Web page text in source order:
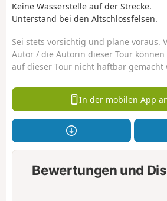
Keine Wasserstelle auf der Strecke.
Unterstand bei den Altschlossfelsen.
Sei stets vorsichtig und plane voraus.
Autor / die Autorin dieser Tour
auf dieser Tour nicht haftbar gemacht
In der mobilen App
Bewertungen und